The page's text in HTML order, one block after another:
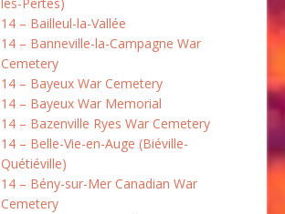
les-Pertes)
14 – Bailleul-la-Vallée
14 – Banneville-la-Campagne War
Cemetery
14 – Bayeux War Cemetery
14 – Bayeux War Memorial
14 – Bazenville Ryes War Cemetery
14 – Belle-Vie-en-Auge (Biéville-
Quétiéville)
14 – Bény-sur-Mer Canadian War
Cemetery